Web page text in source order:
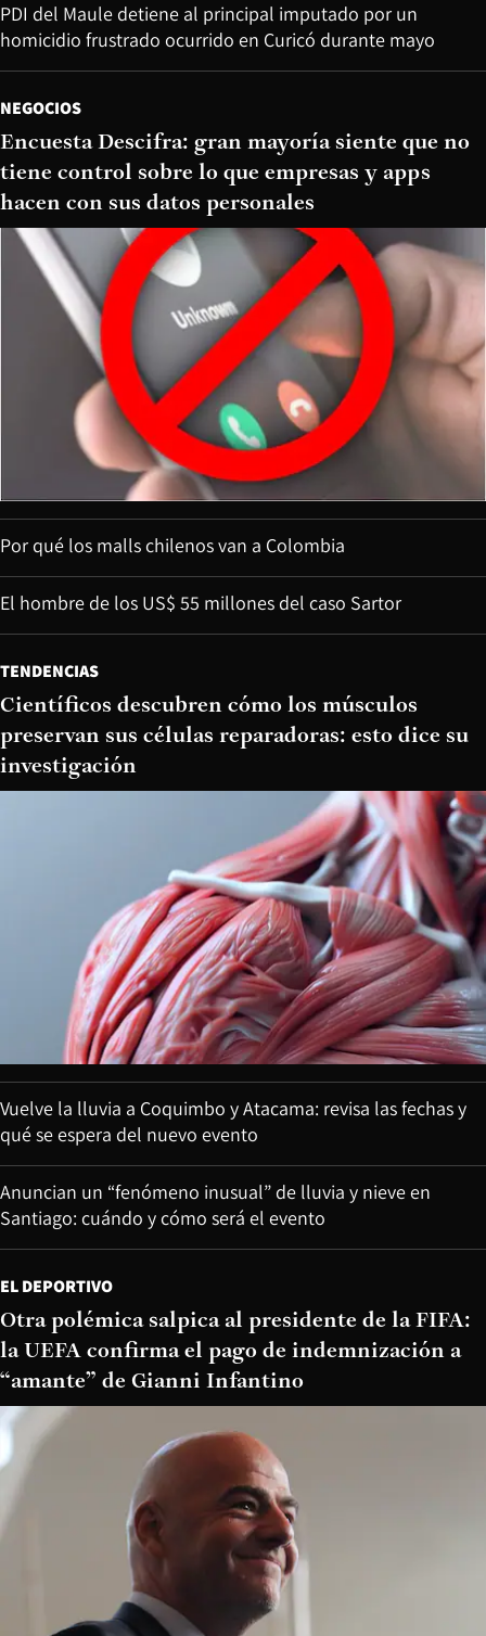
PDI del Maule detiene al principal imputado por un
homicidio frustrado ocurrido en Curicó durante mayo
NEGOCIOS
Encuesta Descifra: gran mayoría siente que no
tiene control sobre lo que empresas y apps
hacen con sus datos personales
Por qué los malls chilenos van a Colombia
El hombre de los US$ 55 millones del caso Sartor
TENDENCIAS
Científicos descubren cómo los músculos
preservan sus células reparadoras: esto dice su
investigación
Vuelve la lluvia a Coquimbo y Atacama: revisa las fechas y
qué se espera del nuevo evento
Anuncian un “fenómeno inusual” de lluvia y nieve en
Santiago: cuándo y cómo será el evento
EL DEPORTIVO
Otra polémica salpica al presidente de la FIFA:
la UEFA confirma el pago de indemnización a
“amante” de Gianni Infantino